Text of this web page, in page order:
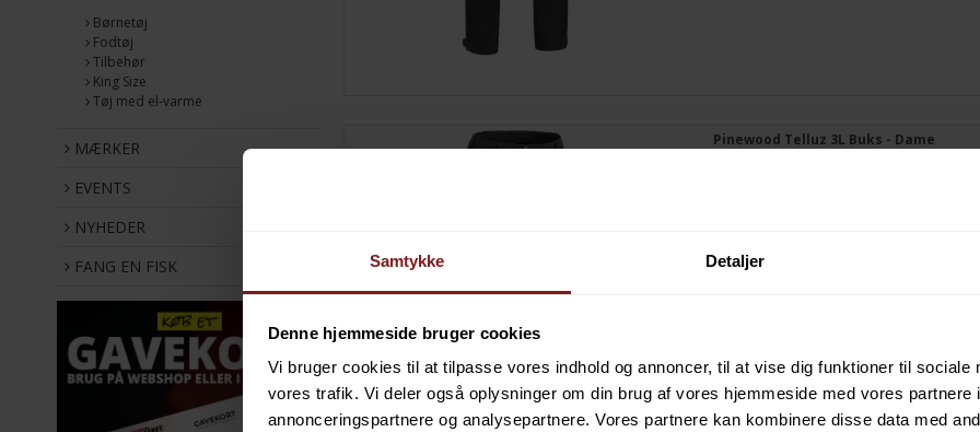
Samtykke Detaljer
Denne hjemmeside bruger cookies
Vi bruger cookies til at tilpasse vores indhold og annoncer, til at vise dig funktioner til sociale
vores trafik. Vi deler også oplysninger om din brug af vores hjemmeside med vores partnere
annonceringspartnere og analysepartnere. Vores partnere kan kombinere disse data med
Børnetøj
Fodtøj
Tilbehør
King Size
Tøj med el-varme
MÆRKER
EVENTS
NYHEDER
FANG EN FISK
Pinewood Telluz 3L Buks - Dame